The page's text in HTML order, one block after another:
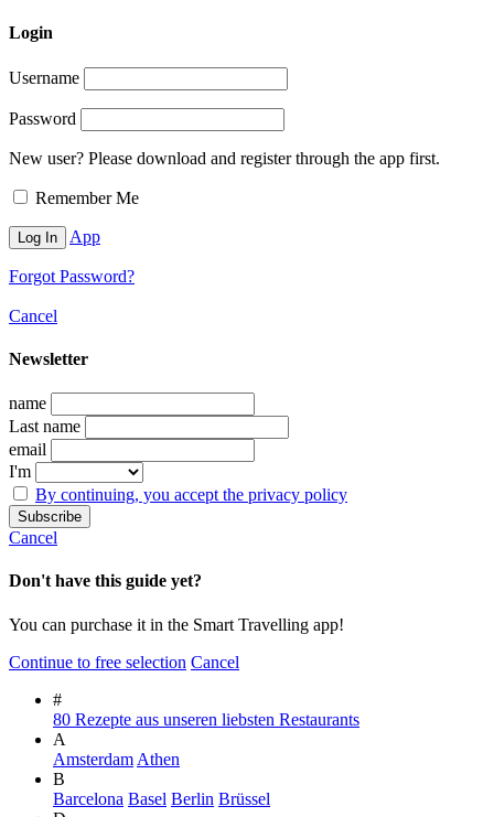
Login
Username
Password
New user? Please download and register through the app first.
Remember Me
App
Forgot Password?
Cancel
Newsletter
name
Last name
email
I'm
By continuing, you accept the privacy policy
Cancel
Don't have this guide yet?
You can purchase it in the Smart Travelling app!
Continue to free selection Cancel
#
80 Rezepte aus unseren liebsten Restaurants
A
Amsterdam Athen
B
Barcelona Basel Berlin Brüssel